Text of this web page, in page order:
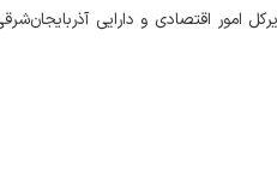
امور اقتصادی و دارایی